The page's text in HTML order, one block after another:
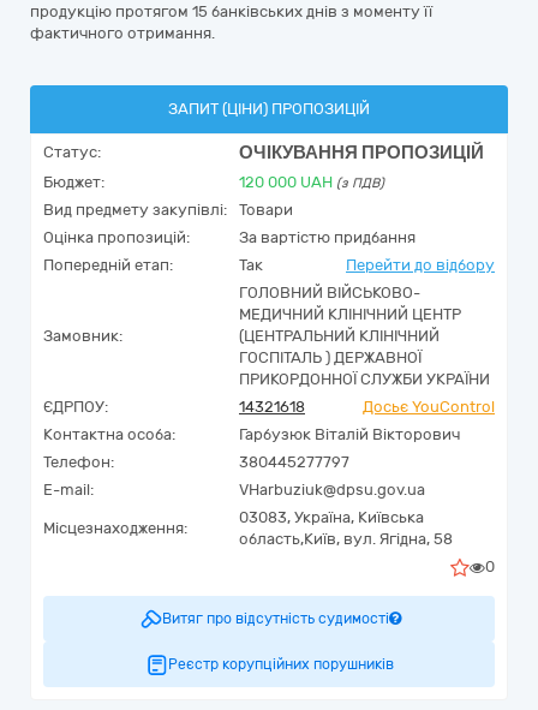
продукцію протягом 15 банківських днів з моменту її
фактичного отримання.
ЗАПИТ (ЦІНИ) ПРОПОЗИЦІЙ
Статус: ОЧІКУВАННЯ ПРОПОЗИЦІЙ
Бюджет: 120 000 UAH (з ПДВ)
Вид предмету закупівлі:
Товари
Оцінка пропозицій:
За вартістю придбання
Попередній етап:
Так Перейти до відбору
Замовник:
ГОЛОВНИЙ ВІЙСЬКОВО-
МЕДИЧНИЙ КЛІНІЧНИЙ ЦЕНТР
(ЦЕНТРАЛЬНИЙ КЛІНІЧНИЙ
ГОСПІТАЛЬ ) ДЕРЖАВНОЇ
ПРИКОРДОННОЇ СЛУЖБИ УКРАЇНИ
ЄДРПОУ:
14321618
Досьє YouControl
Контактна особа:
Гарбузюк Віталій Вікторович
Телефон:
380445277797
E-mail:
VHarbuziuk@dpsu.gov.ua
Місцезнаходження:
03083, Україна, Київська
область,Київ, вул. Ягідна, 58
0
Витяг про відсутність судимості
Реєстр корупційних порушників